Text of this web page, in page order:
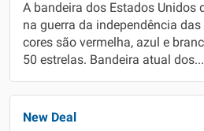
A bandeira dos Estados Unidos
na guerra da independência
cores são vermelha, azul e
50 estrelas. Bandeira atual dos...
New Deal